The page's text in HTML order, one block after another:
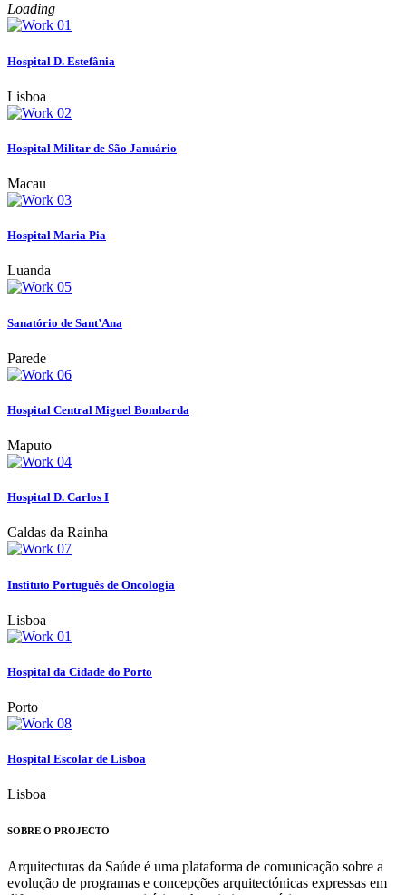
Loading
Hospital D. Estefânia
Lisboa
Hospital Militar de São Januário
Macau
Hospital Maria Pia
Luanda
Sanatório de Sant’Ana
Parede
Hospital Central Miguel Bombarda
Maputo
Hospital D. Carlos I
Caldas da Rainha
Instituto Português de Oncologia
Lisboa
Hospital da Cidade do Porto
Porto
Hospital Escolar de Lisboa
Lisboa
SOBRE O PROJECTO
Arquitecturas da Saúde é uma plataforma de comunicação sobre a
evolução de programas e concepções arquitectónicas expressas em